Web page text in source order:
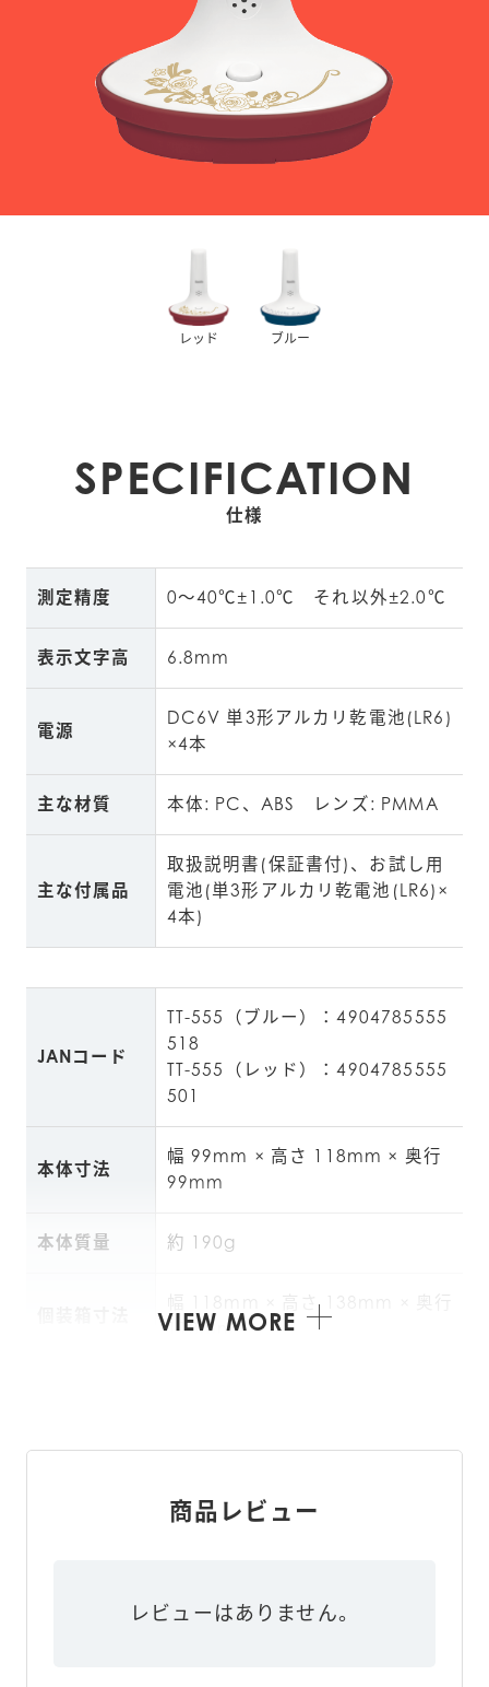
レッド ブルー
SPECIFICATION
仕様
測定精度 0～40℃±1.0℃　それ以外±2.0℃
表示文字高 6.8mm
電源
DC6V 単3形アルカリ乾電池(LR6)
×4本
主な材質 本体: PC、ABS　レンズ: PMMA
主な付属品
取扱説明書(保証書付)、お試し用
電池(単3形アルカリ乾電池(LR6)×
4本)
JANコード
TT-555（ブルー）：4904785555
518
TT-555（レッド）：4904785555
501
本体寸法
幅 99mm × 高さ 118mm × 奥行
99mm
本体質量 約 190g
幅 118mm × 高さ 138mm × 奥行
118mm
製造国 中国
1年
VIEW MORE
商品レビュー
レビューはありません。